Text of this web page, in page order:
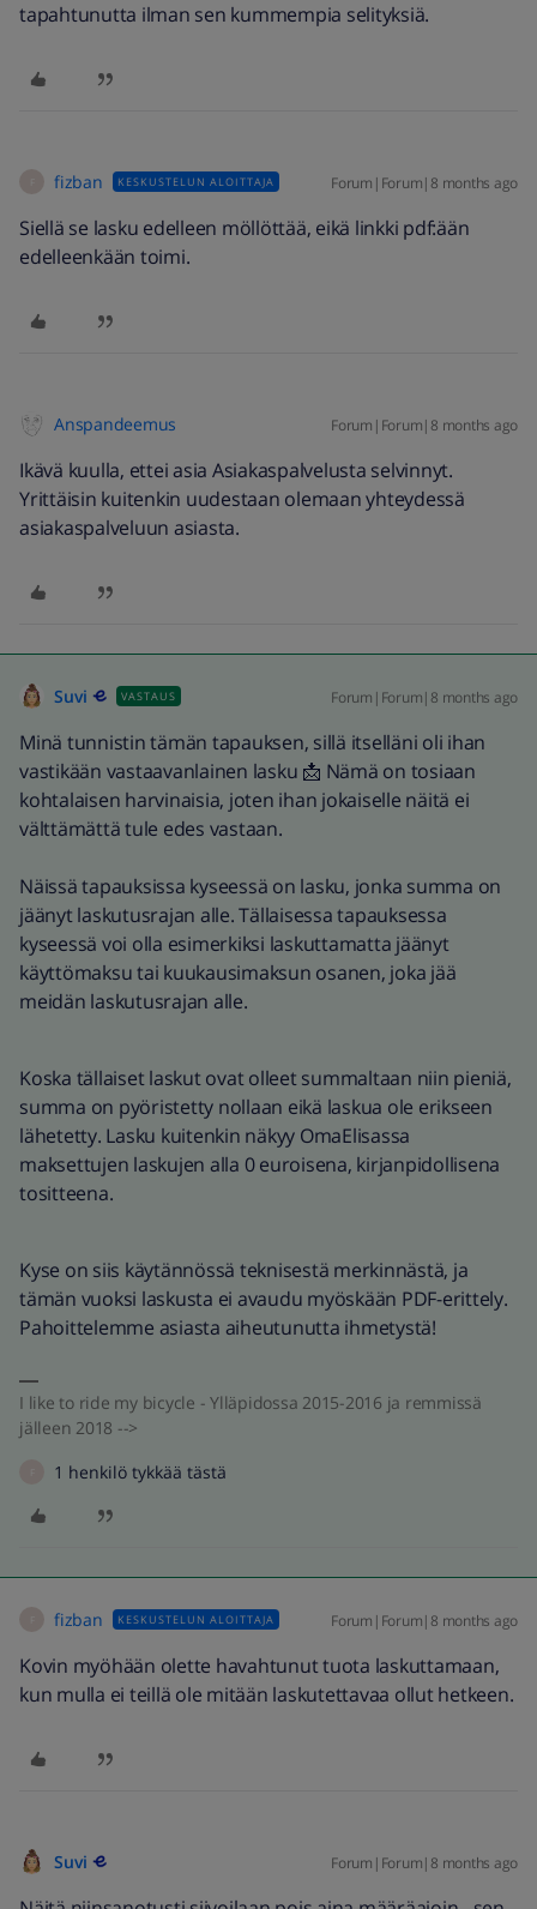
tapahtunutta ilman sen kummempia selityksiä.
fizban KESKUSTELUN ALOITTAJA Forum|Forum|8 months ago
Siellä se lasku edelleen möllöttää, eikä linkki pdf:ään
edelleenkään toimi.
Anspandeemus Forum|Forum|8 months ago
Ikävä kuulla, ettei asia Asiakaspalvelusta selvinnyt.
Yrittäisin kuitenkin uudestaan olemaan yhteydessä
asiakaspalveluun asiasta.
Suvi VASTAUS Forum|Forum|8 months ago
Minä tunnistin tämän tapauksen, sillä itselläni oli ihan
vastikään vastaavanlainen lasku 📩 Nämä on tosiaan
kohtalaisen harvinaisia, joten ihan jokaiselle näitä ei
välttämättä tule edes vastaan.
Näissä tapauksissa kyseessä on lasku, jonka summa on
jäänyt laskutusrajan alle. Tällaisessa tapauksessa
kyseessä voi olla esimerkiksi laskuttamatta jäänyt
käyttömaksu tai kuukausimaksun osanen, joka jää
meidän laskutusrajan alle.
Koska tällaiset laskut ovat olleet summaltaan niin pieniä,
summa on pyöristetty nollaan eikä laskua ole erikseen
lähetetty. Lasku kuitenkin näkyy OmaElisassa
maksettujen laskujen alla 0 euroisena, kirjanpidollisena
tositteena.
Kyse on siis käytännössä teknisestä merkinnästä, ja
tämän vuoksi laskusta ei avaudu myöskään PDF-erittely.
Pahoittelemme asiasta aiheutunutta ihmetystä!
I like to ride my bicycle - Ylläpidossa 2015-2016 ja remmissä
jälleen 2018 -->
1 henkilö tykkää tästä
fizban KESKUSTELUN ALOITTAJA Forum|Forum|8 months ago
Kovin myöhään olette havahtunut tuota laskuttamaan,
kun mulla ei teillä ole mitään laskutettavaa ollut hetkeen.
Suvi Forum|Forum|8 months ago